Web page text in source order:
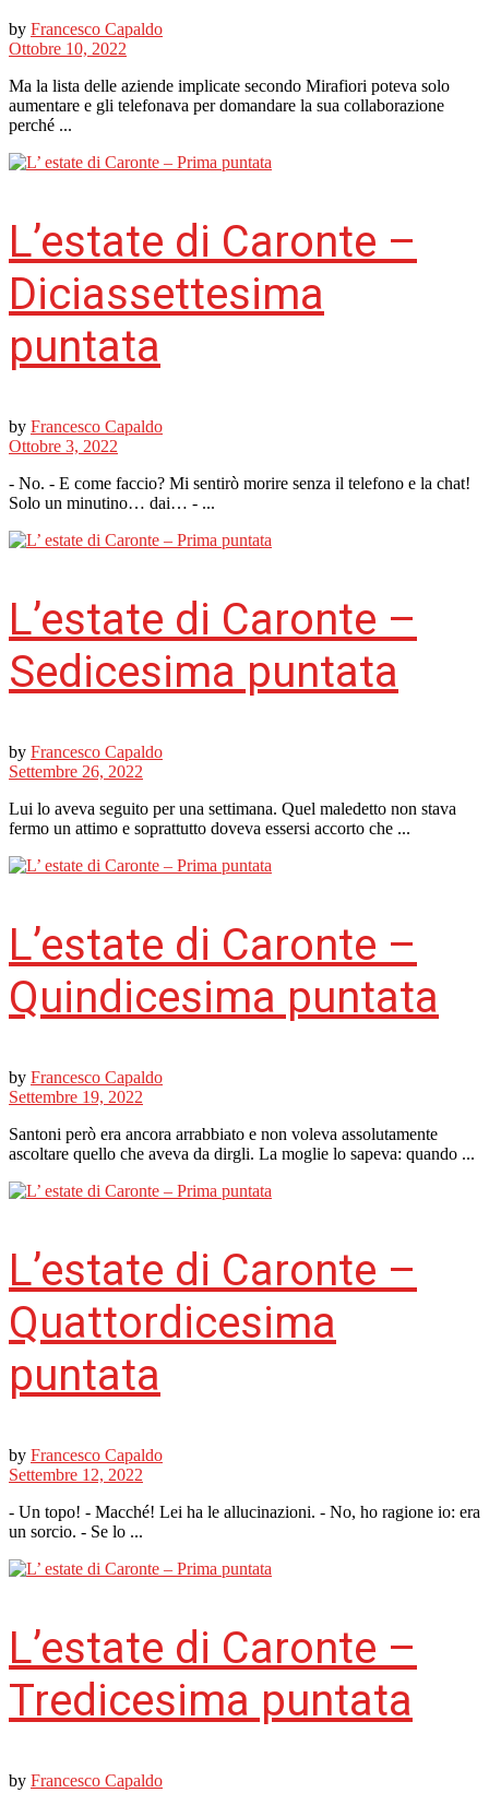
by Francesco Capaldo
Ottobre 10, 2022
Ma la lista delle aziende implicate secondo Mirafiori poteva solo
aumentare e gli telefonava per domandare la sua collaborazione
perché ...
L’estate di Caronte –
Diciassettesima
puntata
by Francesco Capaldo
Ottobre 3, 2022
- No. - E come faccio? Mi sentirò morire senza il telefono e la chat!
Solo un minutino… dai… - ...
L’estate di Caronte –
Sedicesima puntata
by Francesco Capaldo
Settembre 26, 2022
Lui lo aveva seguito per una settimana. Quel maledetto non stava
fermo un attimo e soprattutto doveva essersi accorto che ...
L’estate di Caronte –
Quindicesima puntata
by Francesco Capaldo
Settembre 19, 2022
Santoni però era ancora arrabbiato e non voleva assolutamente
ascoltare quello che aveva da dirgli. La moglie lo sapeva: quando ...
L’estate di Caronte –
Quattordicesima
puntata
by Francesco Capaldo
Settembre 12, 2022
- Un topo! - Macché! Lei ha le allucinazioni. - No, ho ragione io: era
un sorcio. - Se lo ...
L’estate di Caronte –
Tredicesima puntata
by Francesco Capaldo